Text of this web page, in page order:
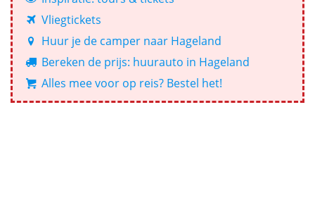
Vliegtickets
Huur je de camper naar Hageland
Bereken de prijs: huurauto in Hageland
Alles mee voor op reis? Bestel het!